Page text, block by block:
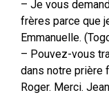
– Je vous
frères parce que
Emmanuelle.
– Pouvez-vous
dans notre prière
Roger. Merci.